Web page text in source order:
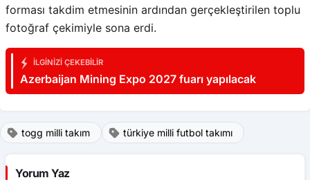
forması takdim etmesinin ardından gerçekleştirilen toplu
fotoğraf çekimiyle sona erdi.
İLGINIZI ÇEKEBILIR
Azerbaijan Mining Expo 2027 fuarı yapılacak
togg milli takım türkiye milli futbol takımı
Yorum Yaz